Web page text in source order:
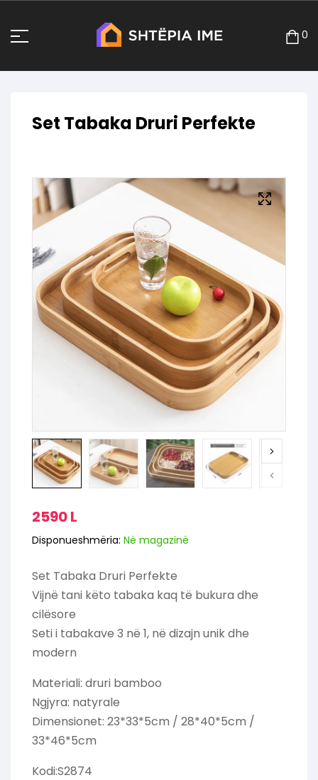
0
Set Tabaka Druri Perfekte
2590L
Disponueshmëria: Në magazinë
Set Tabaka Druri Perfekte
Vijnë tani këto tabaka kaq të bukura dhe
cilësore
Seti i tabakave 3 në 1, në dizajn unik dhe
modern
Materiali: druri bamboo
Ngjyra: natyrale
Dimensionet: 23*33*5cm / 28*40*5cm /
33*46*5cm
Kodi:S2874